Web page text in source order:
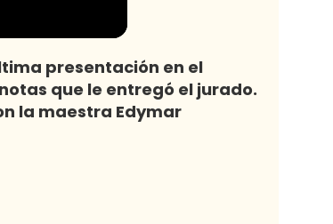
presentación en el
que le entregó el jurado.
la maestra Edymar